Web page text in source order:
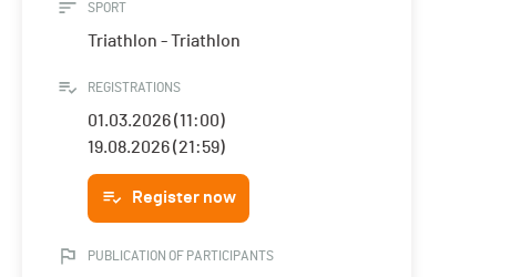
SPORT
Triathlon - Triathlon
REGISTRATIONS
01.03.2026 (11:00)
19.08.2026 (21:59)
Register now
PUBLICATION OF PARTICIPANTS